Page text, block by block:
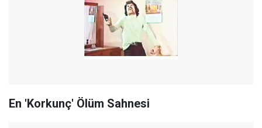
En 'Korkunç' Ölüm Sahnesi